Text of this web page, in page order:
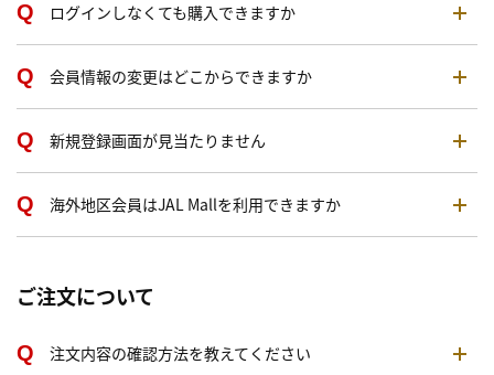
ログインしなくても購入できますか
会員情報の変更はどこからできますか
新規登録画面が見当たりません
海外地区会員はJAL Mallを利用できますか
ご注文について
注文内容の確認方法を教えてください